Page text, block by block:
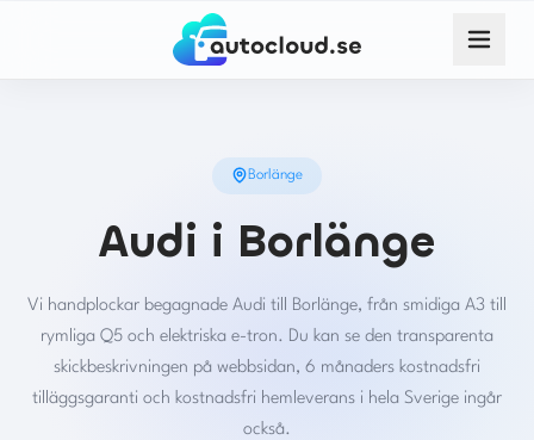
Borlänge
Audi i Borlänge
Vi handplockar begagnade Audi till Borlänge, från smidiga A3 till
rymliga Q5 och elektriska e-tron. Du kan se den transparenta
skickbeskrivningen på webbsidan, 6 månaders kostnadsfri
tilläggsgaranti och kostnadsfri hemleverans i hela Sverige ingår
också.